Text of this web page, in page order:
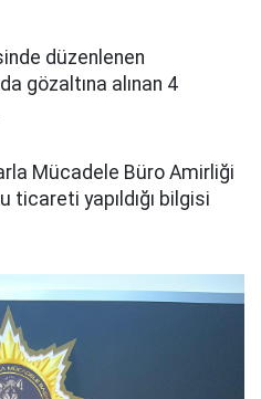
düzenlenen
gözaltına alınan 4
Mücadele Büro Amirliği
yapıldığı bilgisi